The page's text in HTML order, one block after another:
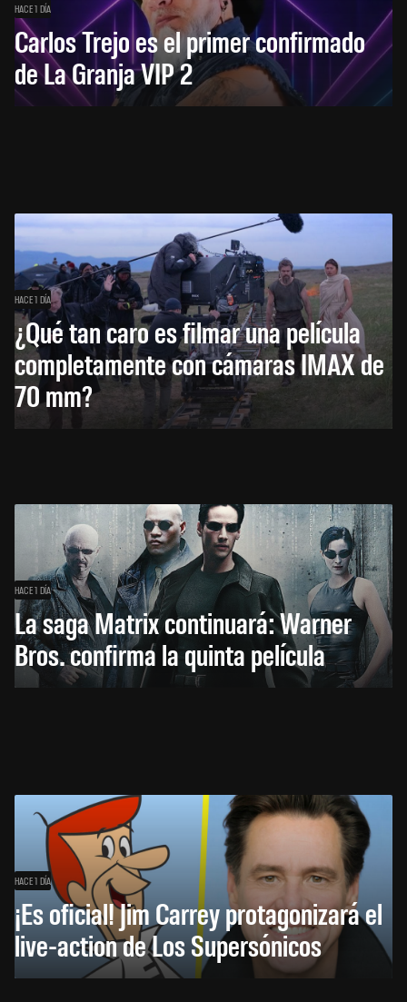
HACE 1 DÍA
Carlos Trejo es el primer confirmado
de La Granja VIP 2
HACE 1 DÍA
¿Qué tan caro es filmar una película
completamente con cámaras IMAX de
70 mm?
HACE 1 DÍA
La saga Matrix continuará: Warner
Bros. confirma la quinta película
HACE 1 DÍA
¡Es oficial! Jim Carrey protagonizará el
live-action de Los Supersónicos